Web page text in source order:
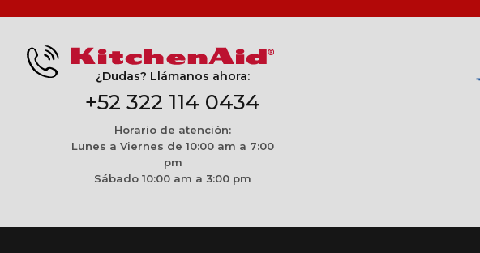
¿Dudas? Llámanos ahora:
+52 322 114 0434
Horario de atención:
Lunes a Viernes de 10:00 am a 7:00
pm
Sábado 10:00 am a 3:00 pm